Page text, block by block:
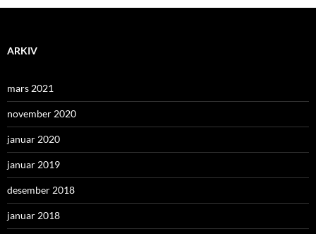
ARKIV
mars 2021
november 2020
januar 2020
januar 2019
desember 2018
januar 2018